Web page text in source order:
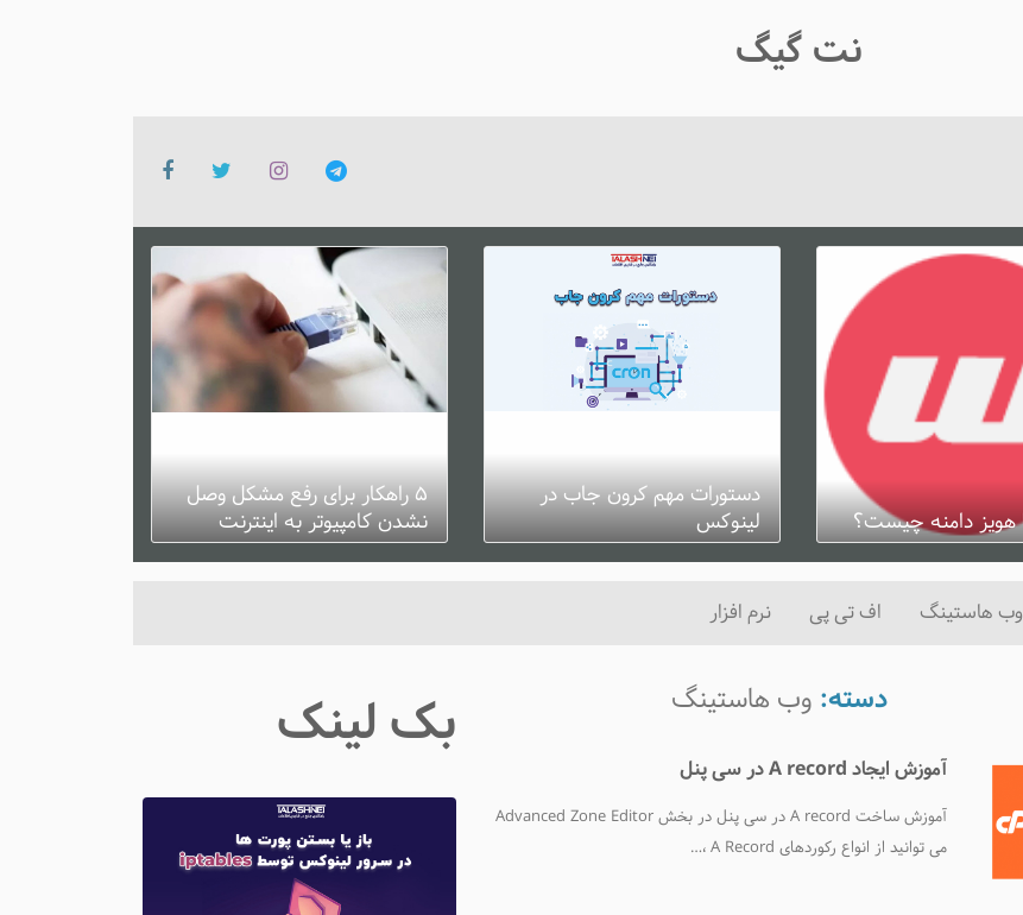
نت گیگ
دستورات مهم کرون جاب در
لینوکس
۵ راهکار برای رفع مشکل وصل
نشدن کامپیوتر به اینترنت
وب هاستینگ اف تی پی نرم افزار
دسته: وب هاستینگ
آموزش ایجاد A record در سی پنل
آموزش ساخت A record در سی پنل در بخش Advanced Zone Editor
می توانید از انواع رکوردهای A Record ،…
بک لینک